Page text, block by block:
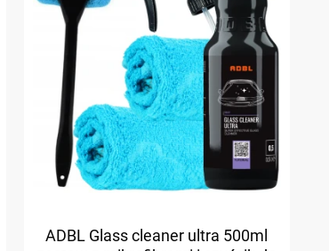
ADBL Glass cleaner ultra 500ml